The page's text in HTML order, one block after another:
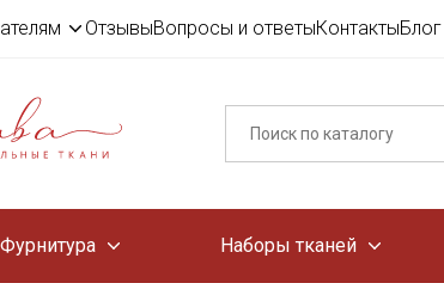
ОтзывыВопросы и ответыКонтактыБлог
Фурнитура Наборы тканей